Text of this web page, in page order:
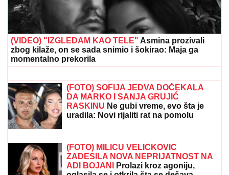
IMA PREDIVNO IMANJE NA KOSOVU I METOHIJI
Milan Vasić pokazao deo dvorišta i raznežio: Sin
Despot prohodao na Kosmetu
(VIDEO) ĐINA DŽINOVIĆ PALA NA
KOLENA ISPRED DRUGARICE Ćerka
Harisa Džinovića u transu na Cecinom
koncertu, haljina sa prorezima
NESVAKIDAŠNjI PRIZOR RAZNEŽIO
VERNIKE: Pogledajte kako je bela
roda ušetala u crkvu i prošla pored
ikona, snimak preplavio društvene